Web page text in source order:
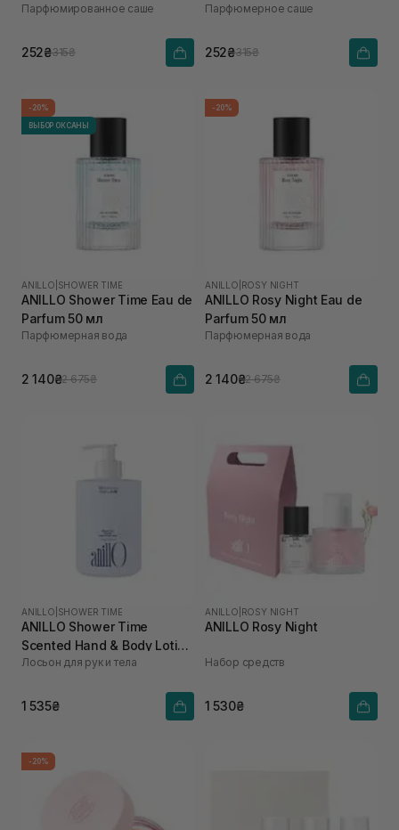
Парфюмированное саше
252₴315₴
Парфюмерное саше
252₴315₴
-20%
ВЫБОР ОКСАНЫ
ANILLO SHOWER TIME
ANILLO Shower Time Eau de
Parfum 50 мл
Парфюмерная вода
2 140₴2 675₴
-20%
ANILLO ROSY NIGHT
ANILLO Rosy Night Eau de
Parfum 50 мл
Парфюмерная вода
2 140₴2 675₴
ANILLO SHOWER TIME
ANILLO Shower Time
Scented Hand & Body Lotion
450 мл
Лосьон для рук и тела
1 535₴
ANILLO ROSY NIGHT
ANILLO Rosy Night
Набор средств
1 530₴
-20%